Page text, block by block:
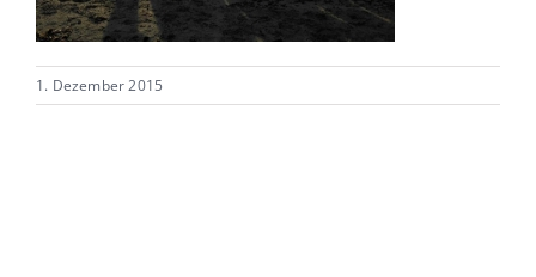
1. Dezember 2015